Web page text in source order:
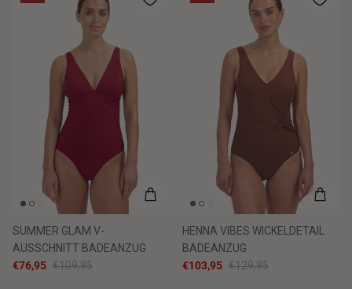
SUMMER GLAM V-
AUSSCHNITT BADEANZUG
€76,95 €109,95
HENNA VIBES WICKELDETAIL
BADEANZUG
€103,95 €129,95